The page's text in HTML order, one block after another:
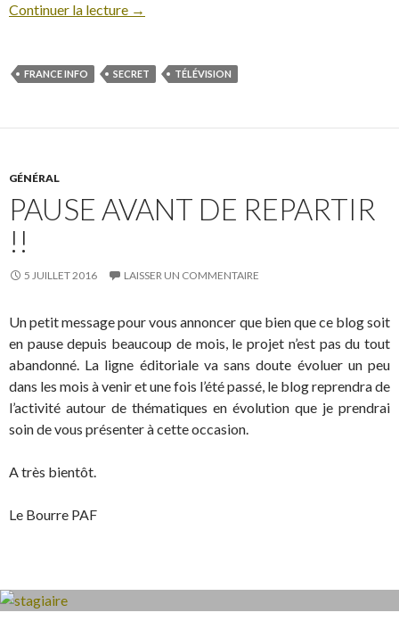
Continuer la lecture →
FRANCE INFO SECRET TÉLÉVISION
GÉNÉRAL
PAUSE AVANT DE REPARTIR
!!
5 JUILLET 2016 LAISSER UN COMMENTAIRE
Un petit message pour vous annoncer que bien que ce blog soit
en pause depuis beaucoup de mois, le projet n’est pas du tout
abandonné. La ligne éditoriale va sans doute évoluer un peu
dans les mois à venir et une fois l’été passé, le blog reprendra de
l’activité autour de thématiques en évolution que je prendrai
soin de vous présenter à cette occasion.
A très bientôt.
Le Bourre PAF